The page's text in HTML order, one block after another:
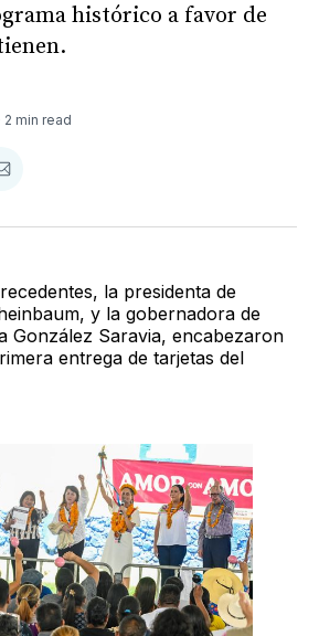
histórico a favor de
2 min read
Compartir
Email
la presidenta de
y la gobernadora de
González Saravia, encabezaron
entrega de tarjetas del